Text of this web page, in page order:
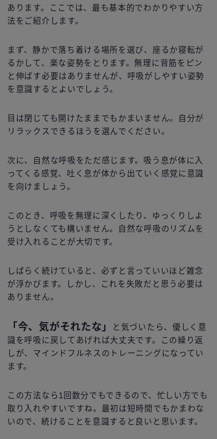
あります。ここでは、最も基本的でわかりやすい方
法をご紹介します。
まず、静かで落ち着ける場所を選び、座るか寝転が
るかして、楽な姿勢をとります。無理に背筋をピン
と伸ばす必要はありませんが、呼吸がしやすい姿勢
を意識するとよいでしょう。
目は閉じても開けたままでもかまいません。自分が
リラックスできるほうを選んでください。
次に、自然な呼吸をただ感じます。吸う息が体に入
ってくる感覚、吐く息が体から出ていく感覚に意識
を向けましょう。
このとき、呼吸を無理に深くしたり、ゆっくりしよ
うとしなくても構いません。自然な呼吸のリズムを
受け入れることが大切です。
しばらく続けていると、必ずと言っていいほど雑念
が浮かびます。しかし、これを失敗だと思う必要は
ありません。
「今、気がそれたな」
と気づいたら、優しく意
識を呼吸に戻してあげれば大丈夫です。この繰り返
しが、マインドフルネスのトレーニングになってい
ます。
この方法なら1回数分でもできるので、忙しい方でも
取り入れやすいですね。最初は短時間でもかまわな
いので、続けることを意識すると良いと思います。